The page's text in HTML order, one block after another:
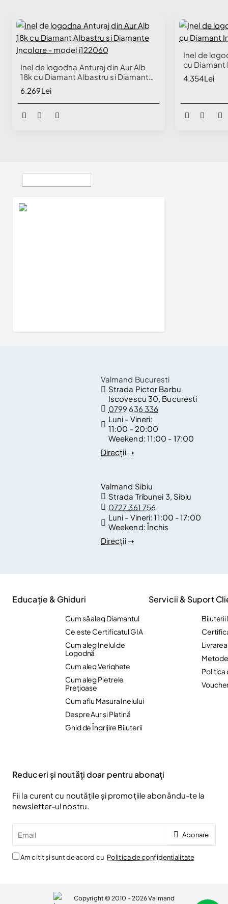
Inel de logodna Anturaj din Aur Alb
18k cu Diamant Albastru si Diamante
Incolore - model i122060
6.269Lei
Inel de
cu Diamant
4.354Lei
Valmand Bucuresti
Strada Pictor Barbu
Iscovescu 30, Bucuresti
0799 636 336
Luni - Vineri:
11:00 - 20:00
Weekend: 11:00 - 17:00
Direcții ➝
Valmand Sibiu
Strada Tribunei 3, Sibiu
0727 361 756
Luni - Vineri:11:00 - 17:00
Weekend:Închis
Direcții ➝
Educație & Ghiduri
Cum să aleg Diamantul
Ce este Certificatul GIA
Cum aleg Inelul de
Logodnă
Cum aleg Verighete
Cum aleg Pietrele
Preţioase
Cum aflu Masura Inelului
Despre Aur și Platină
Ghid de Îngrijire Bijuterii
Servicii & Suport
Bijuterii
Politica
Reduceri și noutăți doar pentru abonați
Fii la curent cu noutățile și promoțiile abonându-te la
newsletter-ul nostru.
Abonare
Am citit și sunt de acord cu Politica de confidentialitate
Copyright © 2010 - 2026 Valmand